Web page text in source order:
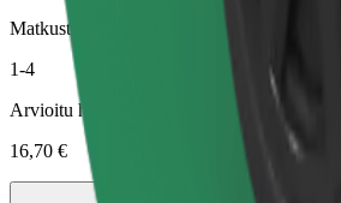
Matkustajat
1-4
Arvioitu hinta
16,70 €